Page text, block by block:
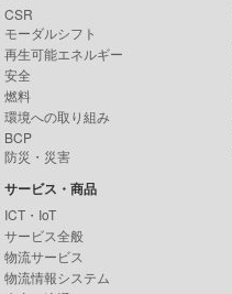
CSR
モーダルシフト
再生可能エネルギー
安全
燃料
環境への取り組み
BCP
防災・災害
サービス・商品
ICT・IoT
サービス全般
物流サービス
物流情報システム